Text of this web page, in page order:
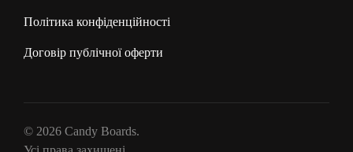
Політика конфіденційності
Договір публічної оферти
© 2026 Candy Boards.